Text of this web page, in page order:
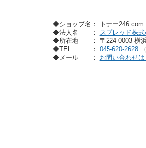
◆ショップ名： トナー
◆法人名
：
スプレッド株式
◆所在地
： 〒224-0003 横
◆TEL
： 045-620-2628
（
◆メール
： お問い合わせ